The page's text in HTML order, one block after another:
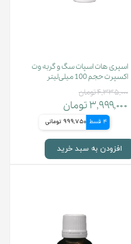
اسپری هات اسپات سگ و گربه وت
اکسپرت حجم 100 میلی‌لیتر
۴,۳۳۵,۰۰۰ تومان
۳,۹۹۹,۰۰۰ تومان
4 قسط 999,750 تومانی
افزودن به سبد خرید